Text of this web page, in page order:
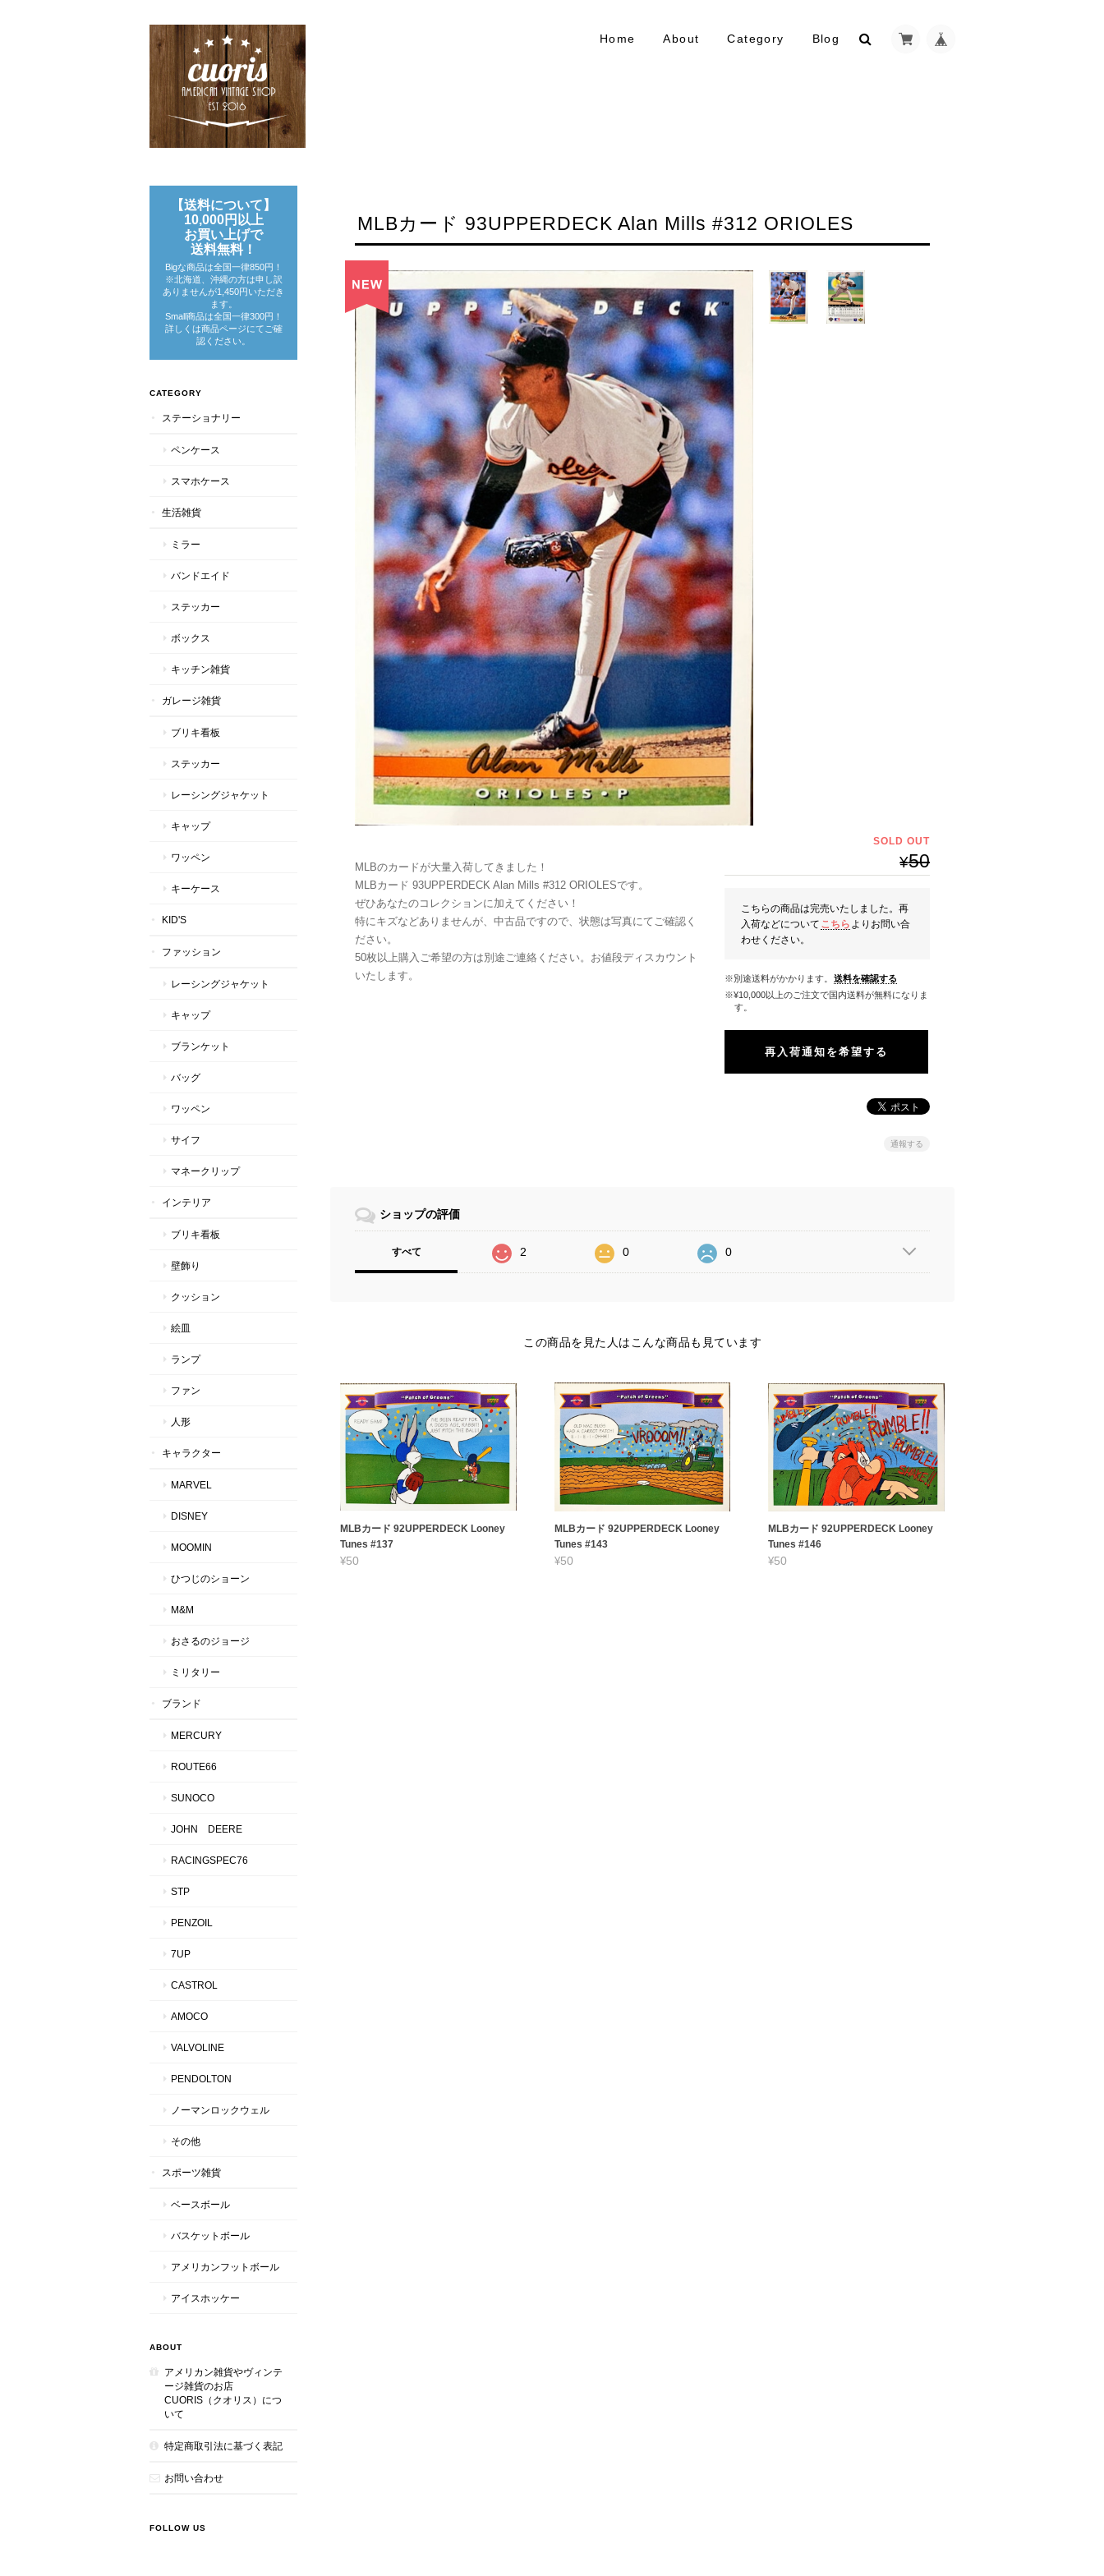
Home About Category Blog
MLBカード 93UPPERDECK Alan Mills #312 ORIOLES
MLBのカードが大量入荷してきました！
MLBカード 93UPPERDECK Alan Mills #312 ORIOLESです。
ぜひあなたのコレクションに加えてください！
特にキズなどありませんが、中古品ですので、状態は写真にてご確認く
ださい。
50枚以上購入ご希望の方は別途ご連絡ください。お値段ディスカウント
いたします。
SOLD OUT
¥50
こちらの商品は完売いたしました。再
入荷などについて こちら よりお問い合
わせください。
※別途送料がかかります。 送料を確認する
※¥10,000以上のご注文で国内送料が無料になりま
す。
再入荷通知を希望する
通報する
ショップの評価
すべて 2 0 0
この商品を見た人はこんな商品も見ています
MLBカード 92UPPERDECK Looney
Tunes #137
¥50
MLBカード 92UPPERDECK Looney
Tunes #143
¥50
MLBカード 92UPPERDECK Looney
Tunes #146
¥50
【送料について】
10,000円以上
お買い上げで
送料無料！
Bigな商品は全国一律850円！
※北海道、沖縄の方は申し訳
ありませんが1,450円いただき
ます。
Small商品は全国一律300円！
詳しくは商品ページにてご確
認ください。
CATEGORY
ステーショナリー
ペンケース
スマホケース
生活雑貨
ミラー
バンドエイド
ステッカー
ボックス
キッチン雑貨
ガレージ雑貨
ブリキ看板
ステッカー
レーシングジャケット
キャップ
ワッペン
キーケース
KID'S
ファッション
レーシングジャケット
キャップ
ブランケット
バッグ
ワッペン
サイフ
マネークリップ
インテリア
ブリキ看板
壁飾り
クッション
絵皿
ランプ
ファン
人形
キャラクター
MARVEL
DISNEY
MOOMIN
ひつじのショーン
M&M
おさるのジョージ
ミリタリー
ブランド
MERCURY
ROUTE66
SUNOCO
JOHN DEERE
RACINGSPEC76
STP
PENZOIL
7UP
CASTROL
AMOCO
VALVOLINE
PENDOLTON
ノーマンロックウェル
その他
スポーツ雑貨
ベースボール
バスケットボール
アメリカンフットボール
アイスホッケー
ABOUT
アメリカン雑貨やヴィンテ
ージ雑貨のお店
CUORIS（クオリス）につ
いて
特定商取引法に基づく表記
お問い合わせ
FOLLOW US